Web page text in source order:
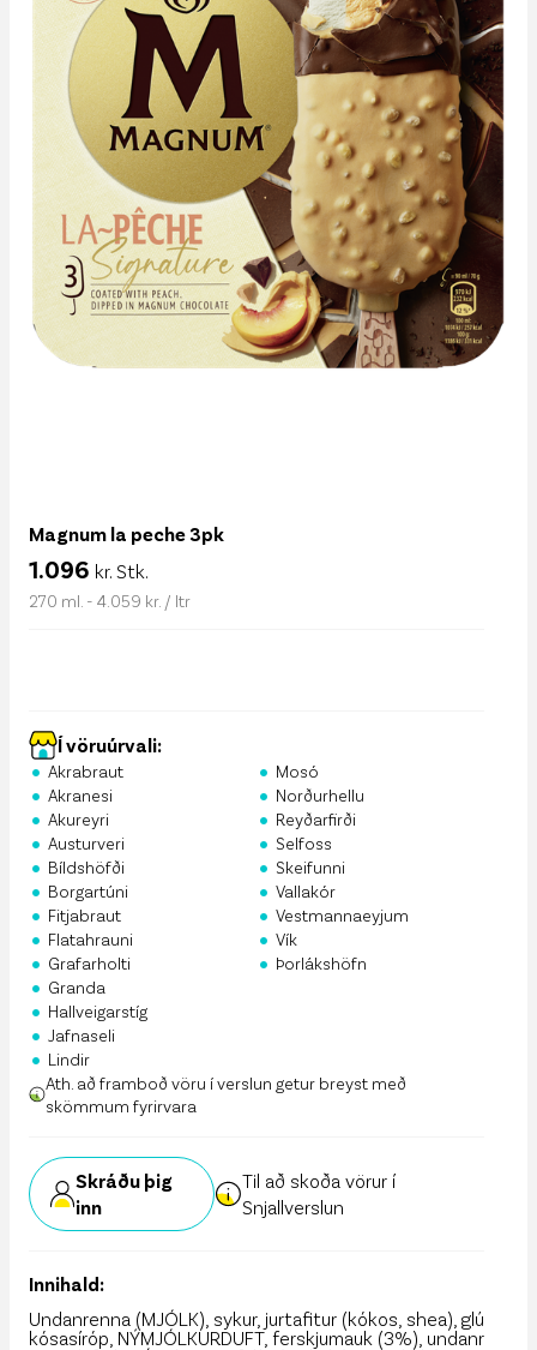
Magnum la peche 3pk
1.096 kr. Stk.
270 ml. - 4.059 kr. / ltr
Í vöruúrvali:
• Akrabraut
• Akranesi
• Akureyri
• Austurveri
• Bíldshöfði
• Borgartúni
• Fitjabraut
• Flatahrauni
• Grafarholti
• Granda
• Hallveigarstíg
• Jafnaseli
• Lindir
• Mosó
• Norðurhellu
• Reyðarfirði
• Selfoss
• Skeifunni
• Vallakór
• Vestmannaeyjum
• Vík
• Þorlákshöfn
Ath. að framboð vöru í verslun getur breyst með
skömmum fyrirvara
Skráðu þig
inn
Til að skoða vörur í
Snjallverslun
Innihald:
Undanrenna (MJÓLK), sykur, jurtafitur (kókos, shea), glú
kósasíróp, NÝMJÓLKURDUFT, ferskjumauk (3%), undanr